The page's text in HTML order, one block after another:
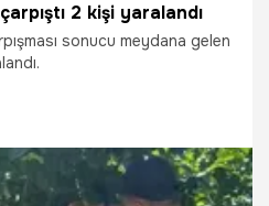
2 kişi yaralandı
sonucu meydana gelen